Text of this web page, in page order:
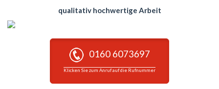
qualitativ hochwertige Arbeit
0160 6073697
Klicken Sie zum Anruf auf die Rufnummer